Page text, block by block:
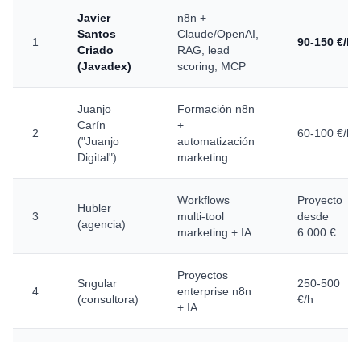
1
Javier
Santos
Criado
(Javadex)
n8n +
Claude/OpenAI,
RAG, lead
scoring, MCP
90-150 €/h
2
Juanjo
Carín
("Juanjo
Digital")
Formación n8n
+
automatización
marketing
60-100 €/h
3
Hubler
(agencia)
Workflows
multi-tool
marketing + IA
Proyecto
desde
6.000 €
4
Sngular
(consultora)
Proyectos
enterprise n8n
+ IA
250-500
€/h